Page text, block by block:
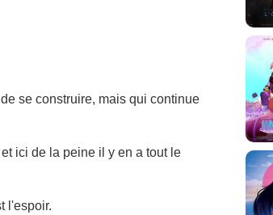
se construire, mais qui continue
ici de la peine il y en a tout le
l'espoir.